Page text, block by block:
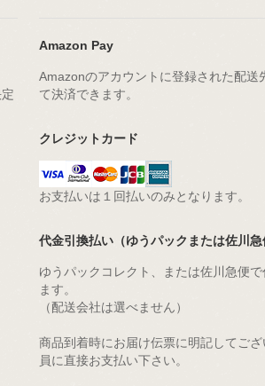
Amazon Pay
Amazonのアカウントに登録された配送
て決済できます。
クレジットカード
お支払いは１回払いのみとなります。
代金引換払い（ゆうパックまたは佐川急
ゆうパックコレクト、または佐川急便
ます。
（配送会社は選べません）
商品到着時にお届け伝票に明記してご
員に直接お支払い下さい。